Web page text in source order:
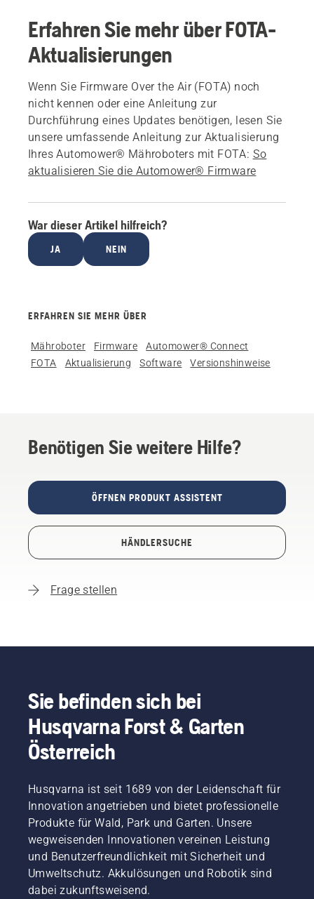
Erfahren Sie mehr über FOTA-
Aktualisierungen
Wenn Sie Firmware Over the Air (FOTA) noch
nicht kennen oder eine Anleitung zur
Durchführung eines Updates benötigen, lesen Sie
unsere umfassende Anleitung zur Aktualisierung
Ihres Automower® Mähroboters mit FOTA: So
aktualisieren Sie die Automower® Firmware
War dieser Artikel hilfreich?
JA NEIN
ERFAHREN SIE MEHR ÜBER
Mähroboter Firmware
Automower® Connect
FOTA
Aktualisierung Software Versionshinweise
Benötigen Sie weitere Hilfe?
ÖFFNEN PRODUKT ASSISTENT
HÄNDLERSUCHE
Frage stellen
Sie befinden sich bei
Husqvarna Forst & Garten
Österreich
Husqvarna ist seit 1689 von der Leidenschaft für
Innovation angetrieben und bietet professionelle
Produkte für Wald, Park und Garten. Unsere
wegweisenden Innovationen vereinen Leistung
und Benutzerfreundlichkeit mit Sicherheit und
Umweltschutz. Akkulösungen und Robotik sind
dabei zukunftsweisend.